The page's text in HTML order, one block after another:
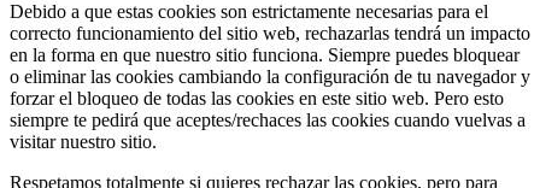
Debido a que estas cookies son estrictamente necesarias para el
correcto funcionamiento del sitio web, rechazarlas tendrá un impacto
en la forma en que nuestro sitio funciona. Siempre puedes bloquear
o eliminar las cookies cambiando la configuración de tu navegador y
forzar el bloqueo de todas las cookies en este sitio web. Pero esto
siempre te pedirá que aceptes/rechaces las cookies cuando vuelvas a
visitar nuestro sitio.
Respetamos totalmente si quieres rechazar las cookies, pero para